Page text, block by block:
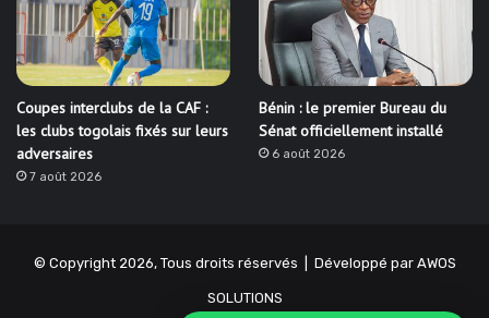
Coupes interclubs de la CAF :
les clubs togolais fixés sur leurs
adversaires
7 août 2026
Bénin : le premier Bureau du
Sénat officiellement installé
6 août 2026
© Copyright 2026, Tous droits réservés | Développé par AWOS
SOLUTIONS